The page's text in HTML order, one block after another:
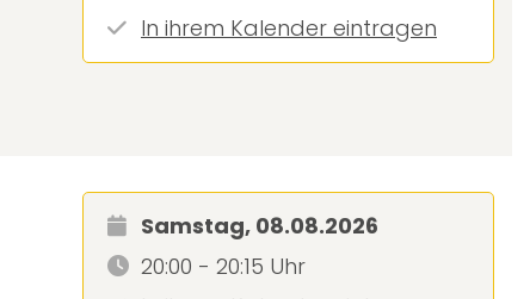
In ihrem Kalender eintragen
Samstag, 08.08.2026
20:00 - 20:15 Uhr